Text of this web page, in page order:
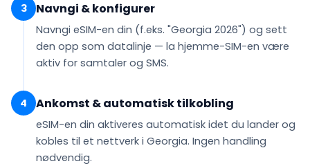
3 Navngi & konfigurer
Navngi eSIM-en din (f.eks. "Georgia 2026") og sett
den opp som datalinje — la hjemme-SIM-en være
aktiv for samtaler og SMS.
4 Ankomst & automatisk tilkobling
eSIM-en din aktiveres automatisk idet du lander og
kobles til et nettverk i Georgia. Ingen handling
nødvendig.